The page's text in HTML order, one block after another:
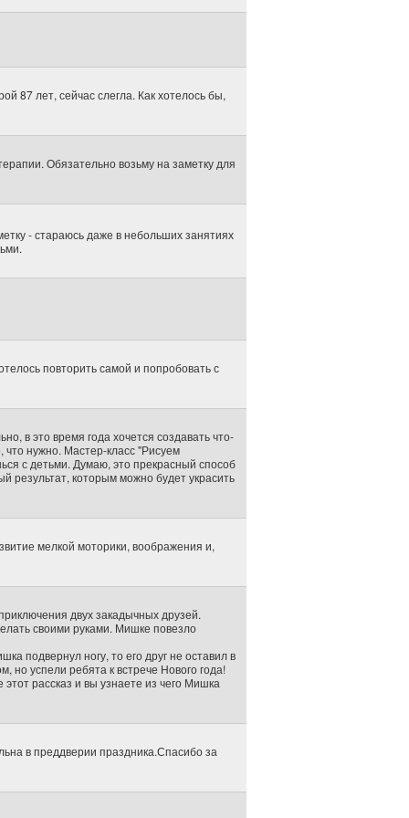
87 лет, сейчас слегла. Как хотелось бы,
Обязательно возьму на заметку для
- стараюсь даже в небольших занятиях
повторить самой и попробовать с
в это время года хочется создавать что-
что нужно. Мастер-класс "Рисуем
с детьми. Думаю, это прекрасный способ
результат, которым можно будет украсить
мелкой моторики, воображения и,
двух закадычных друзей.
своими руками. Мишке повезло
подвернул ногу, то его друг не оставил в
но успели ребята к встрече Нового года!
рассказ и вы узнаете из чего Мишка
в преддверии праздника.Спасибо за